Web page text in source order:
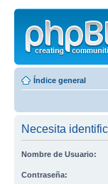
Índice general
Necesita
Nombre de Usuario:
Contraseña: